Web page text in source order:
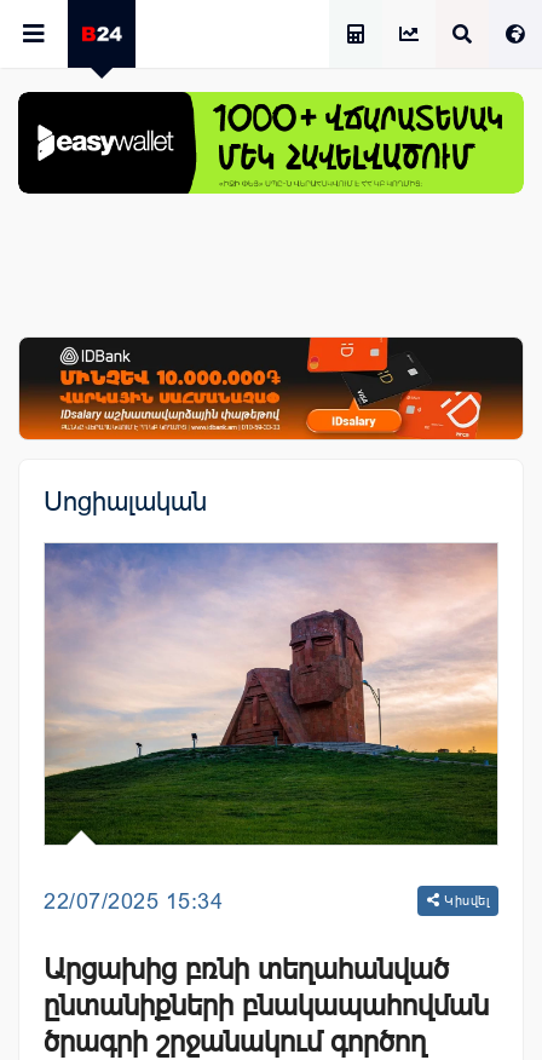
Սոցիալական
22/07/2025 15:34 Կիսվել
Արցախից բռնի տեղահանված
ընտանիքների բնակապահովման
ծրագրի շրջանակում գործող